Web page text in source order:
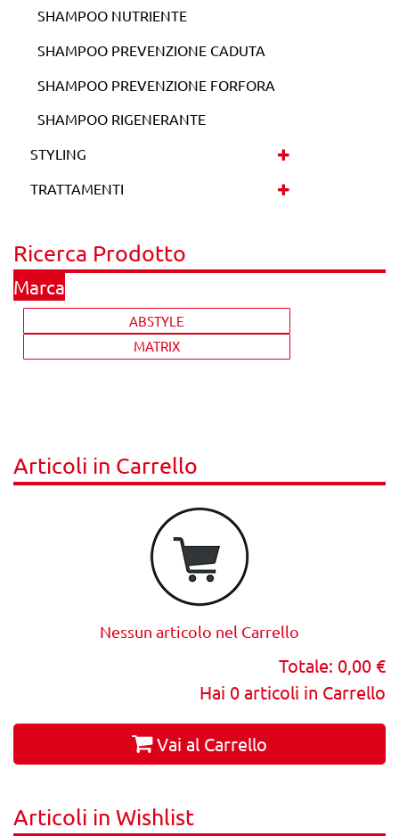
SHAMPOO NUTRIENTE
SHAMPOO PREVENZIONE CADUTA
SHAMPOO PREVENZIONE FORFORA
SHAMPOO RIGENERANTE
STYLING
TRATTAMENTI
Ricerca Prodotto
La modifica di un filtro aggiorna automaticamente gli altri
Marca
ABSTYLE
MATRIX
Articoli in Carrello
Nessun articolo nel Carrello
Hai 0 articoli in Carrello
Totale: 0,00 €
Vai al Carrello
Articoli in Wishlist